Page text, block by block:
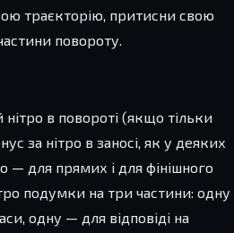
траєкторію, притисни свою
повороту.
в повороті (якщо тільки
за нітро в заносі, як у деяких
— для прямих і для фінішного
подумки на три частини: одну
одну — для відповіді на